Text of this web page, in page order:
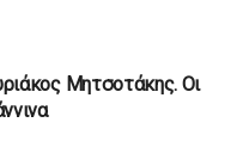
Μητσοτάκης. Οι